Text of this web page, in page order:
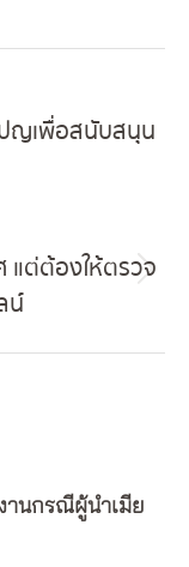
ญเพื่อสนับสนุน
แต่ต้องให้ตรวจ
น์
านกรณีผู้นำเมีย